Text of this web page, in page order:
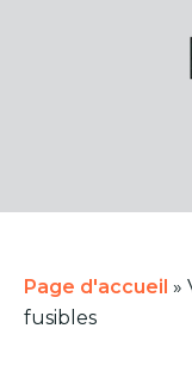
Page d'accueil »
fusibles